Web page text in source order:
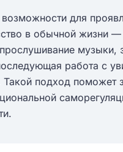
для
в обычной жизни
музыки,
работа с
подход поможет